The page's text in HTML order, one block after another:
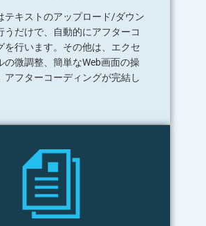
テキストのアップロード/ダウン
うだけで、自動的にアフターコ
を行います。その他は、エクセ
の微調整、簡単なWeb画面の操
アフターコーディングが完結し